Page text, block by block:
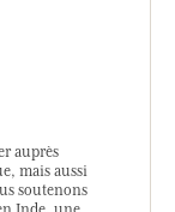
auprès
mais aussi
soutenons